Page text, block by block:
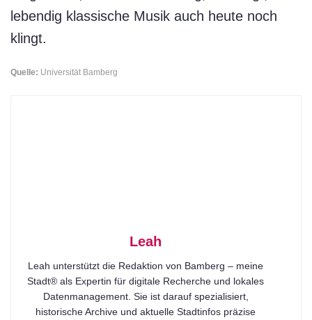
lebendig klassische Musik auch heute noch
klingt.
Quelle: Universität Bamberg
Leah
Leah unterstützt die Redaktion von Bamberg – meine
Stadt® als Expertin für digitale Recherche und lokales
Datenmanagement. Sie ist darauf spezialisiert,
historische Archive und aktuelle Stadtinfos präzise